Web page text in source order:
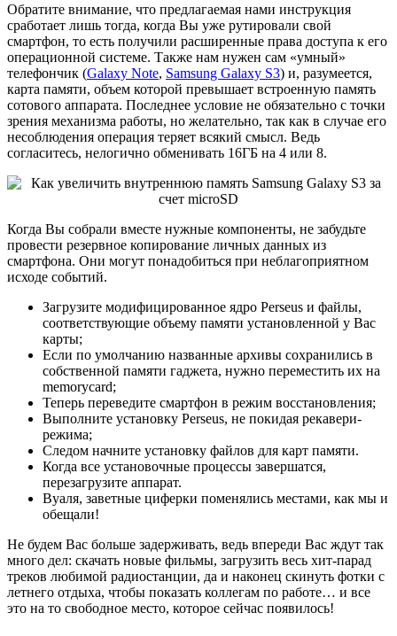
Обратите внимание, что предлагаемая нами инструкция
сработает лишь тогда, когда Вы уже рутировали свой
смартфон, то есть получили расширенные права доступа к его
операционной системе. Также нам нужен сам «умный»
телефончик (Galaxy Note, Samsung Galaxy S3) и, разумеется,
карта памяти, объем которой превышает встроенную память
сотового аппарата. Последнее условие не обязательно с точки
зрения механизма работы, но желательно, так как в случае его
несоблюдения операция теряет всякий смысл. Ведь
согласитесь, нелогично обменивать 16ГБ на 4 или 8.
Когда Вы собрали вместе нужные компоненты, не забудьте
провести резервное копирование личных данных из
смартфона. Они могут понадобиться при неблагоприятном
исходе событий.
Загрузите модифицированное ядро Perseus и файлы,
соответствующие объему памяти установленной у Вас
карты;
Если по умолчанию названные архивы сохранились в
собственной памяти гаджета, нужно переместить их на
memorycard;
Теперь переведите смартфон в режим восстановления;
Выполните установку Perseus, не покидая рекавери-
режима;
Следом начните установку файлов для карт памяти.
Когда все установочные процессы завершатся,
перезагрузите аппарат.
Вуаля, заветные циферки поменялись местами, как мы и
обещали!
Не будем Вас больше задерживать, ведь впереди Вас ждут так
много дел: скачать новые фильмы, загрузить весь хит-парад
треков любимой радиостанции, да и наконец скинуть фотки с
летнего отдыха, чтобы показать коллегам по работе… и все
это на то свободное место, которое сейчас появилось!